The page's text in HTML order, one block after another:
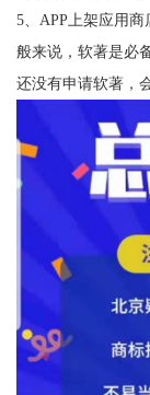
5、APP上架应用
般来说，软著是必
还没有申请软著，